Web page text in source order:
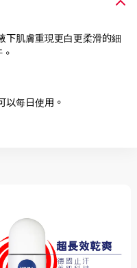
下肌膚重現更白更柔滑的細
以每日使用。